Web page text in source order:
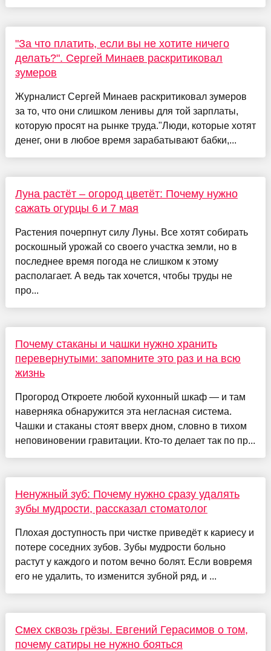
"За что платить, если вы не хотите ничего
делать?". Сергей Минаев раскритиковал
зумеров
Журналист Сергей Минаев раскритиковал зумеров
за то, что они слишком ленивы для той зарплаты,
которую просят на рынке труда."Люди, которые хотят
денег, они в любое время зарабатывают бабки,...
Луна растёт – огород цветёт: Почему нужно
сажать огурцы 6 и 7 мая
Растения почерпнут силу Луны. Все хотят собирать
роскошный урожай со своего участка земли, но в
последнее время погода не слишком к этому
располагает. А ведь так хочется, чтобы труды не
про...
Почему стаканы и чашки нужно хранить
перевернутыми: запомните это раз и на всю
жизнь
Прогород Откроете любой кухонный шкаф — и там
наверняка обнаружится эта негласная система.
Чашки и стаканы стоят вверх дном, словно в тихом
неповиновении гравитации. Кто-то делает так по пр...
Ненужный зуб: Почему нужно сразу удалять
зубы мудрости, рассказал стоматолог
Плохая доступность при чистке приведёт к кариесу и
потере соседних зубов. Зубы мудрости больно
растут у каждого и потом вечно болят. Если вовремя
его не удалить, то изменится зубной ряд, и ...
Смех сквозь грёзы. Евгений Герасимов о том,
почему сатиры не нужно бояться